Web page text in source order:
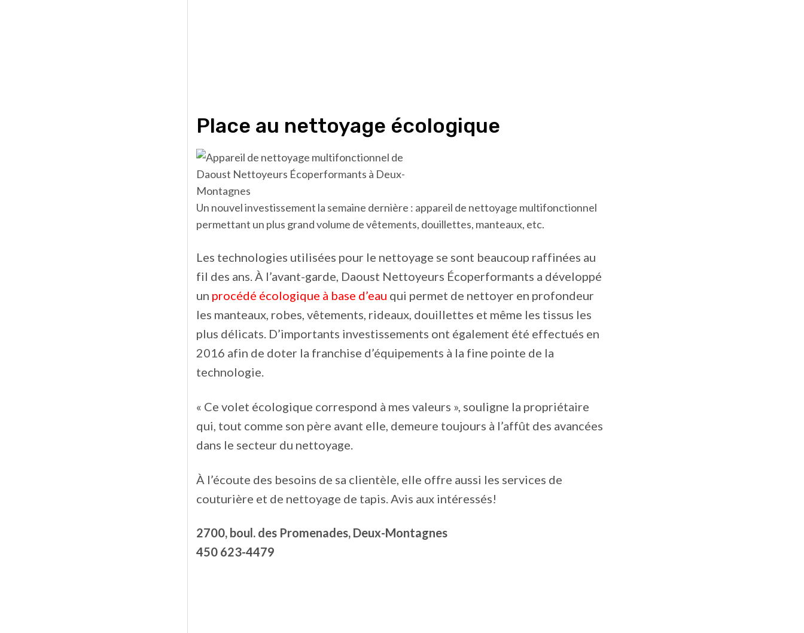
Place au nettoyage écologique
Un nouvel investissement la semaine dernière : appareil de nettoyage multifonctionnel
permettant un plus grand volume de vêtements, douillettes, manteaux, etc.
Les technologies utilisées pour le nettoyage se sont beaucoup raffinées au
fil des ans. À l’avant-garde, Daoust Nettoyeurs Écoperformants a développé
un procédé écologique à base d’eau qui permet de nettoyer en profondeur
les manteaux, robes, vêtements, rideaux, douillettes et même les tissus les
plus délicats. D’importants investissements ont également été effectués en
2016 afin de doter la franchise d’équipements à la fine pointe de la
technologie.
« Ce volet écologique correspond à mes valeurs », souligne la propriétaire
qui, tout comme son père avant elle, demeure toujours à l’affût des avancées
dans le secteur du nettoyage.
À l’écoute des besoins de sa clientèle, elle offre aussi les services de
couturière et de nettoyage de tapis. Avis aux intéressés!
2700, boul. des Promenades, Deux-Montagnes
450 623-4479